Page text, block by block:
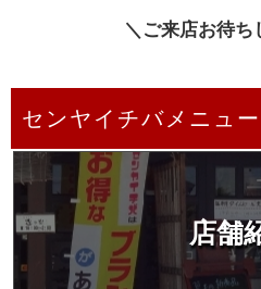
＼ご来店お待ち
センヤイチバメニュー
店舗